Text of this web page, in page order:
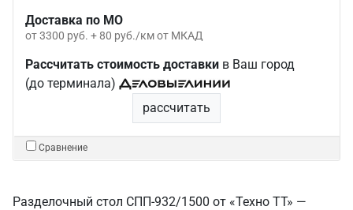
Доставка по МО
от 3300 руб. + 80 руб./км от МКАД
Рассчитать стоимость доставки в Ваш город
(до терминала)
рассчитать
Сравнение
Разделочный стол СПП-932/1500 от «Техно ТТ» —